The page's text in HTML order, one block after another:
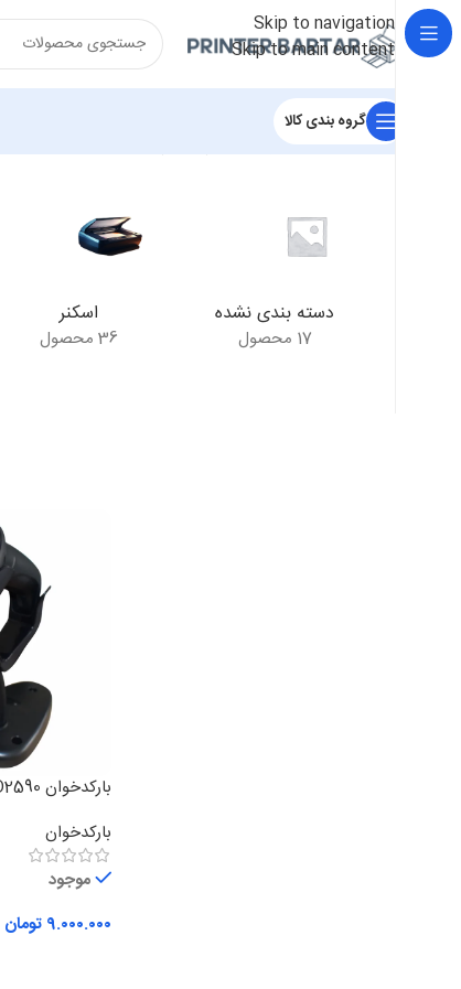
Skip to navigation
Skip to main content
گروه بندی کالا
خانه/محصولات برچسب خورده “بارکدخوان Datalogic QuickScan QD2590”
دسته بندی نشده
17 محصول
اسکنر
36 محصول
بارکدخوان Datalogic QD2590
بارکدخوان
موجود
۹.۰۰۰.۰۰۰ تومان